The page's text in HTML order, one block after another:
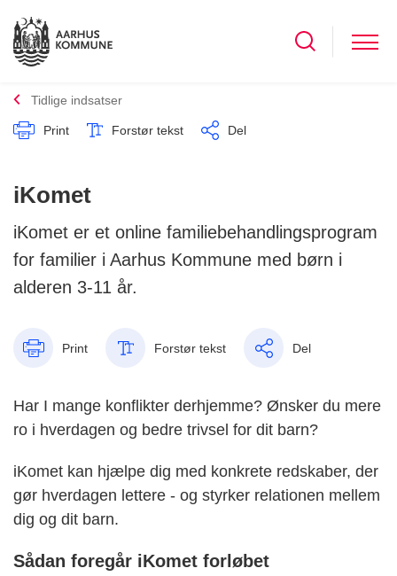
Tidlige indsatser
Print Forstør tekst Del
iKomet
iKomet er et online familiebehandlingsprogram
for familier i Aarhus Kommune med børn i
alderen 3-11 år.
Print Forstør tekst Del
Har I mange konflikter derhjemme? Ønsker du mere
ro i hverdagen og bedre trivsel for dit barn?
iKomet kan hjælpe dig med konkrete redskaber, der
gør hverdagen lettere - og styrker relationen mellem
dig og dit barn.
Sådan foregår iKomet forløbet